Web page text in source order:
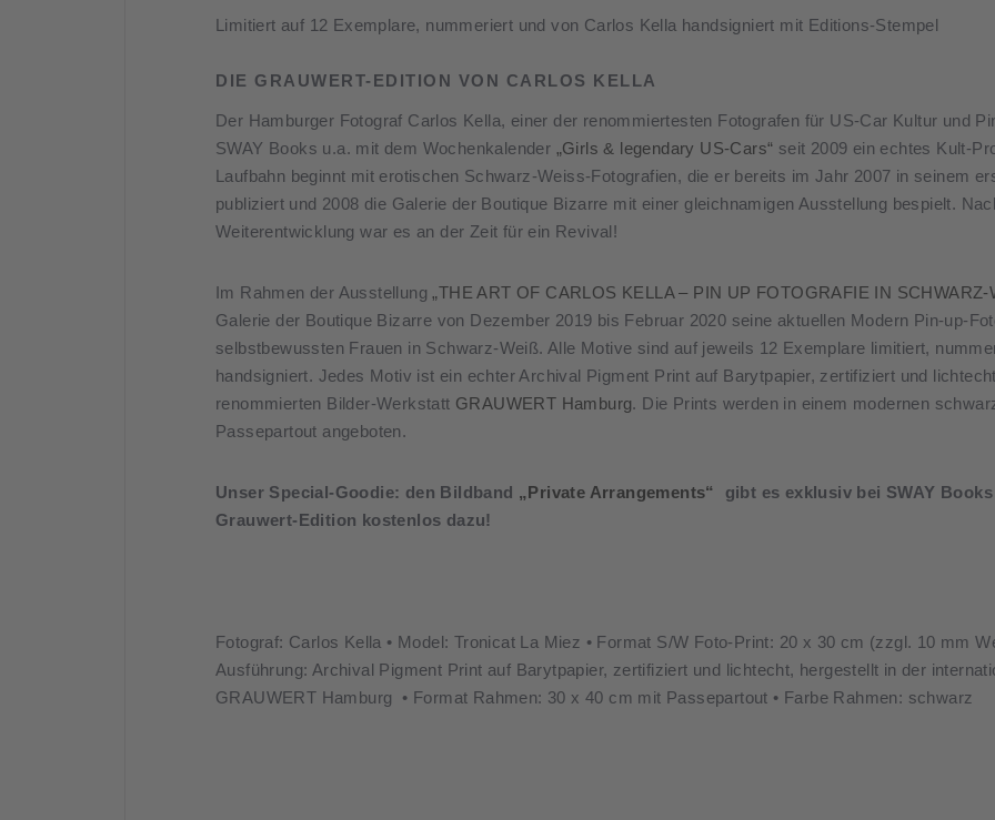
Limitiert auf 12 Exemplare, nummeriert und von Carlos Kella handsigniert mit Editions-Stempel
DIE GRAUWERT-EDITION VON CARLOS KELLA
Der Hamburger Fotograf Carlos Kella, einer der renommiertesten Fotografen für US-Car Kultur und
SWAY Books u.a. mit dem Wochenkalender „Girls & legendary US-Cars“ seit 2009 ein echtes Kult-
Laufbahn beginnt mit erotischen Schwarz-Weiss-Fotografien, die er bereits im Jahr 2007 in seinem
publiziert und 2008 die Galerie der Boutique Bizarre mit einer gleichnamigen Ausstellung bespielt.
Weiterentwicklung war es an der Zeit für ein Revival!
Im Rahmen der Ausstellung„THE ART OF CARLOS KELLA – PIN UP FOTOGRAFIE IN SCHWARZ-
Galerie der Boutique Bizarre von Dezember 2019 bis Februar 2020 seine aktuellen Modern Pin-up-
selbstbewussten Frauen in Schwarz-Weiß. Alle Motive sind auf jeweils 12 Exemplare limitiert,
handsigniert. Jedes Motiv ist ein echter Archival Pigment Print auf Barytpapier, zertifiziert und
renommierten Bilder-Werkstatt GRAUWERT Hamburg. Die Prints werden in einem modernen
Passepartout angeboten.
Unser Special-Goodie: den Bildband „Private Arrangements“
gibt es exklusiv bei SWAY
Grauwert-Edition kostenlos dazu!
Fotograf: Carlos Kella • Model: Tronicat La Miez • Format S/W Foto-Print: 20 x 30 cm (zzgl. 10 mm
Ausführung: Archival Pigment Print auf Barytpapier, zertifiziert und lichtecht, hergestellt in der
GRAUWERT Hamburg • Format Rahmen: 30 x 40 cm mit Passepartout • Farbe Rahmen: schwarz